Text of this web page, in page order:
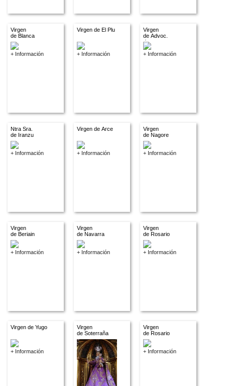
Virgen
de Blanca
+ Información
Virgen de El Plu
+ Información
Virgen
de Advoc.
descon.
+ Información
Ntra Sra.
de Iranzu
+ Información
Virgen de Arce
+ Información
Virgen
de Nagore
+ Información
Virgen
de Beriain
+ Información
Virgen
de Navarra
+ Información
Virgen
de Rosario
+ Información
Virgen de Yugo
+ Información
Virgen
de Soterraña
Virgen
de Rosario
+ Información